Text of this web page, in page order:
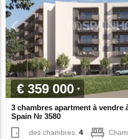
€ 359 000
3 chambres apartment à vendre
Spain № 3580
des chambres:4